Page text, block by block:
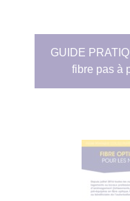
GUIDE
fibre pas à